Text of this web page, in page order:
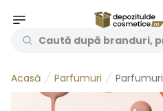
Acasă Parfumuri Parfumuri